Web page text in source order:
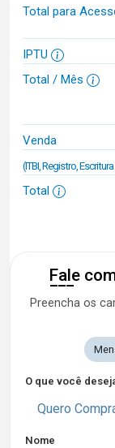
Total para
IPTU
Total / Mês
Venda
(ITBI, Registro,
Total
Fale
Preencha os
O que você
Quero
Nome